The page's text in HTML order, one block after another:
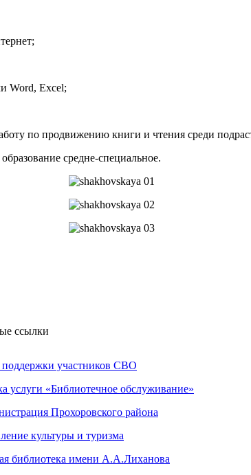
Word, Excel;
по продвижению книги и чтения среди
средне-специальное.
ссылки
участников СВО
услуги «Библиотечное обслуживание»
Прохоровского района
культуры и туризма
библиотека имени А.А.Лиханова